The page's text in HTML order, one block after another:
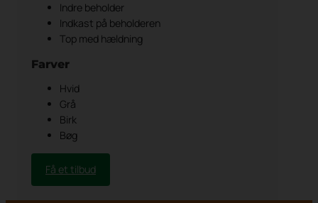
Indre beholder
Indkast på beholderen
Top med hældning
Farver
Hvid
Grå
Birk
Bøg
Få et tilbud